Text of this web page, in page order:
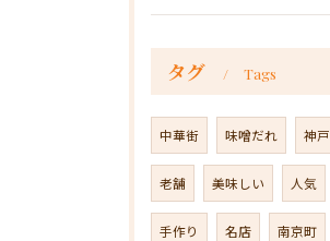
タグ Tags
中華街 味噌だれ 神戸
老舗 美味しい 人気
手作り 名店 南京町